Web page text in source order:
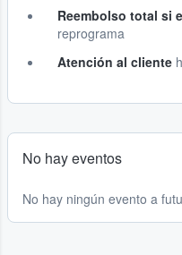
Reembolso total si
reprograma
Atención al cliente
No hay eventos
No hay ningún evento a